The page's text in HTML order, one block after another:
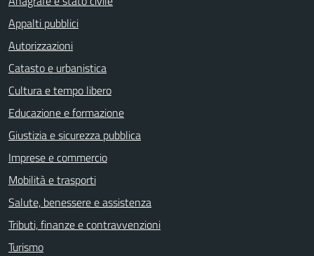
Appalti pubblici
Autorizzazioni
Catasto e urbanistica
Cultura e tempo libero
Educazione e formazione
Giustizia e sicurezza pubblica
Imprese e commercio
Mobilità e trasporti
Salute, benessere e assistenza
Tributi, finanze e contravvenzioni
Turismo